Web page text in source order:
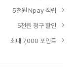
5천원 Npay 적립
5천원 청구 할인
최대 7,000 포인트